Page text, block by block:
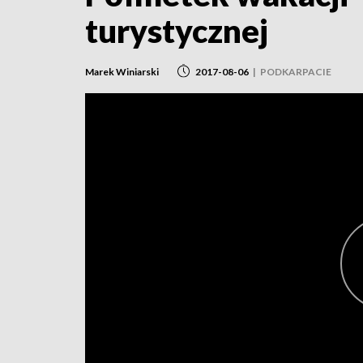
turystycznej
Marek Winiarski 2017-08-06 | PODKARPACIE